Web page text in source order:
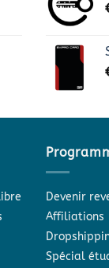
Devenir
Affiliations
Spécial